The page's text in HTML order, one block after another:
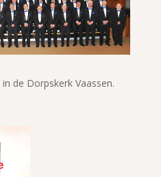
de Dorpskerk Vaassen.